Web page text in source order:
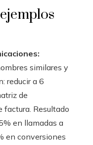
similares y
reducir a 6
de
factura. Resultado
en llamadas a
en conversiones